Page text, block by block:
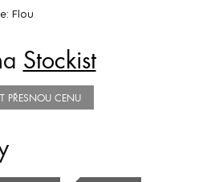
Flou
Stockist
PŘESNOU CENU